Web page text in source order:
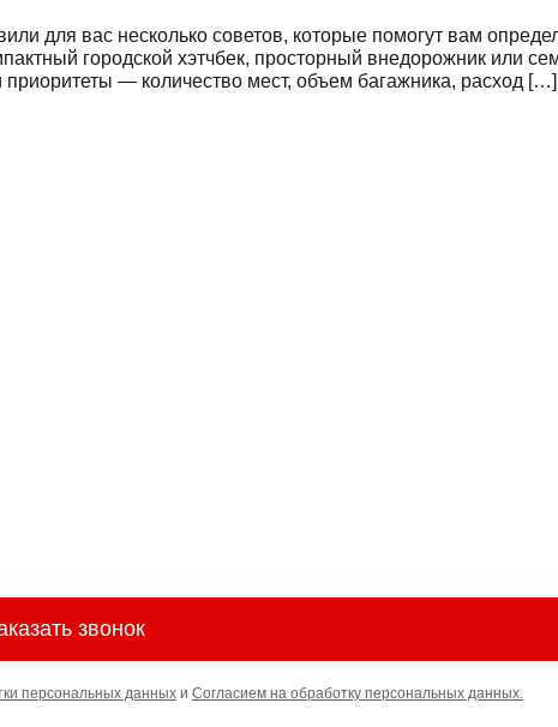
для вас несколько советов, которые помогут вам
городской хэтчбек, просторный внедорожник или
— количество мест, объем багажника, расход […]
звонок
персональных данных и Согласием на обработку персональных данных.